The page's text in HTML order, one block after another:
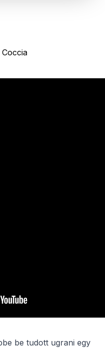
be tudott ugrani egy